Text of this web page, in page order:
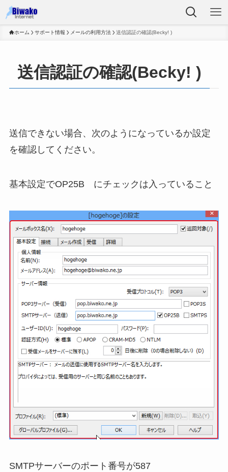
ホーム サポート情報 メールの利用方法 送信認証の確認(Becky! )
送信認証の確認(Becky! )
送信できない場合、次のようになっているか設定
を確認してください。
基本設定でOP25B にチェックは入っていること
SMTPサーバーのポート番号が587